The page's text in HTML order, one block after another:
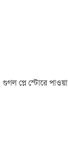
প্লে স্টোরে পাওয়া